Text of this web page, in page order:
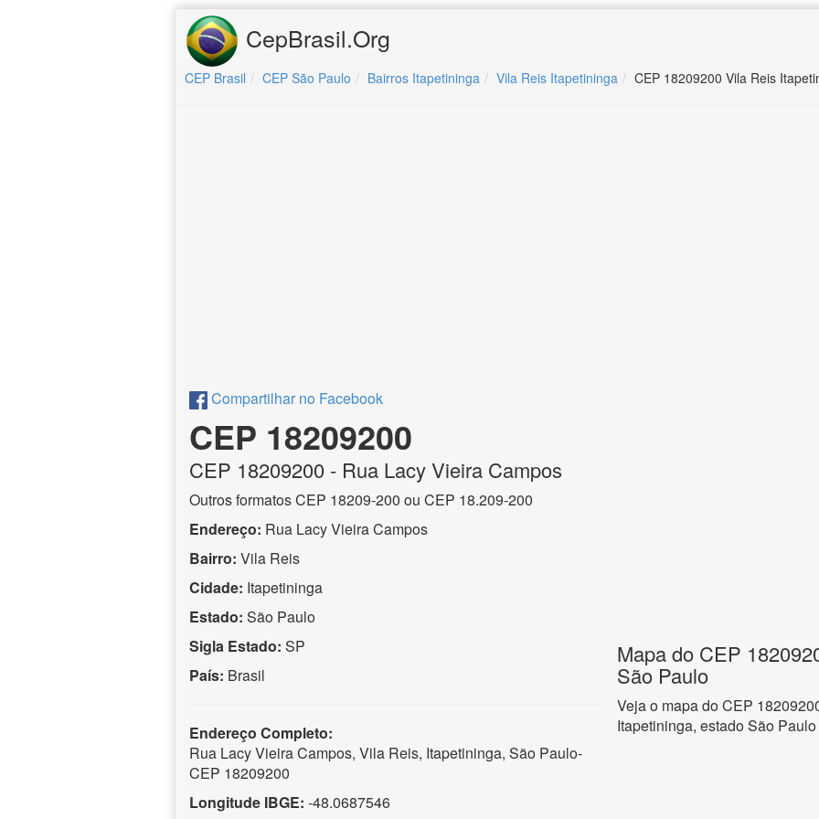
CepBrasil.Org
CEP Brasil CEP São Paulo Bairros Itapetininga Vila Reis Itapetininga CEP 18209200 Vila Reis
Compartilhar no Facebook
CEP 18209200
CEP 18209200 - Rua Lacy Vieira Campos
Outros formatos CEP 18209-200 ou CEP 18.209-200
Endereço: Rua Lacy Vieira Campos
Bairro: Vila Reis
Cidade: Itapetininga
Estado: São Paulo
Sigla Estado: SP
País: Brasil
Endereço Completo:
Rua Lacy Vieira Campos, Vila Reis, Itapetininga, São Paulo-
CEP 18209200
Longitude IBGE: -48.0687546
Mapa do CEP
São Paulo
Veja o mapa do CEP
Itapetininga, estado São